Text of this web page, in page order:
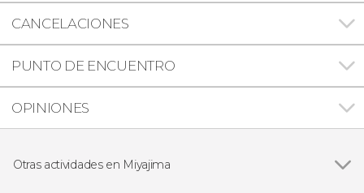
CANCELACIONES
PUNTO DE ENCUENTRO
OPINIONES
Otras actividades en Miyajima